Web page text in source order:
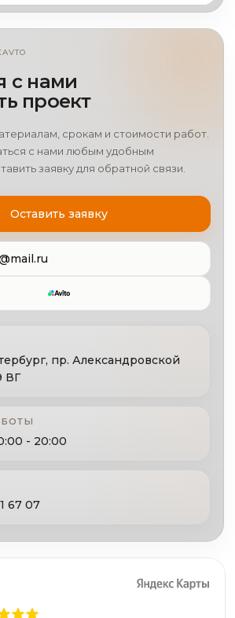
с нами
проект
срокам и стоимости работ.
с нами любым удобным
заявку для обратной связи.
Оставить заявку
пр. Александровской
ВГ
- 20:00
67 07